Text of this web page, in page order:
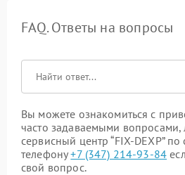
FAQ. Ответы на вопросы
Вы можете ознакомиться с
часто задаваемыми вопросами,
сервисный центр “FIX-DEXP”
телефону+7 (347) 214-93-84
свой вопрос.